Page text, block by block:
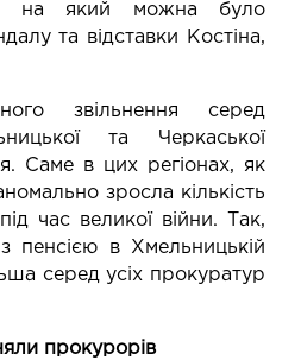
на який можна було
та відставки Костіна,
звільнення серед
та Черкаської
Саме в цих регіонах, як
зросла кількість
час великої війни. Так,
пенсією в Хмельницькій
серед усіх прокуратур
прокурорів